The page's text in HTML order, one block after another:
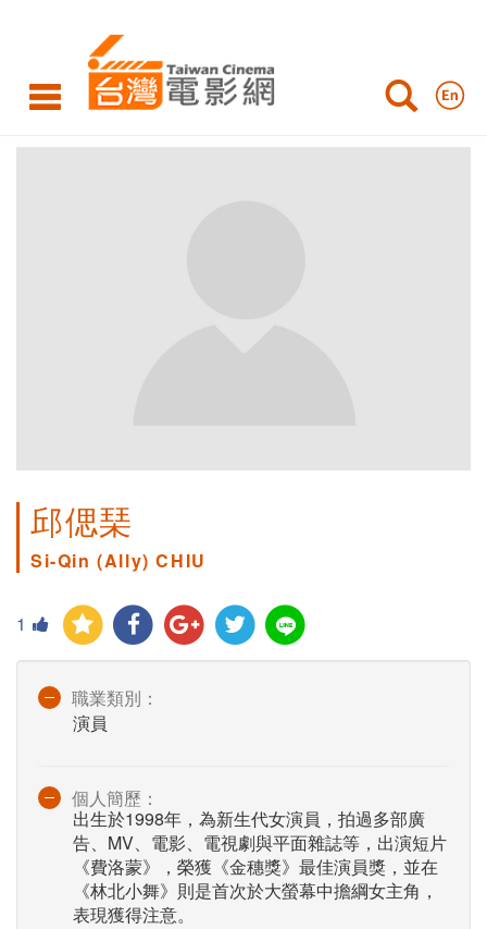
邱偲琹
Si-Qin (Ally) CHIU
1
職業類別：
演員
個人簡歷：
出生於1998年，為新生代女演員，拍過多部廣
告、MV、電影、電視劇與平面雜誌等，出演短片
《費洛蒙》，榮獲《金穗獎》最佳演員獎，並在
《林北小舞》則是首次於大螢幕中擔綱女主角，
表現獲得注意。